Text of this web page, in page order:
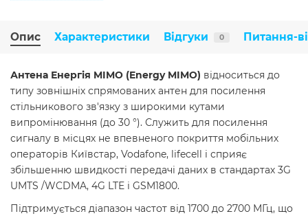
Опис Характеристики Відгуки 0 Питання-
Антена Енергія MIMO (Energy MIMO) відноситься до
типу зовнішніх спрямованих антен для посилення
стільникового зв'язку з широкими кутами
випромінювання (до 30 °). Служить для посилення
сигналу в місцях не впевненого покриття мобільних
операторів Київстар, Vodafone, lifecell і сприяє
збільшенню швидкості передачі даних в стандартах 3G
UMTS /WCDMA, 4G LTE і GSM1800.
Підтримується діапазон частот від 1700 до 2700 МГц, що